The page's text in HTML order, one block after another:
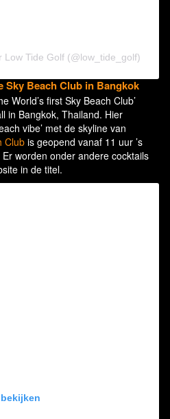
Tide Golf (@low_tide_golf)
Sky Beach Club in Bangkok
World’s first Sky Beach Club’
in Bangkok, Thailand. Hier
vibe’ met de skyline van
Clubis geopend vanaf 11 uur ’s
worden onder andere cocktails
in de titel.